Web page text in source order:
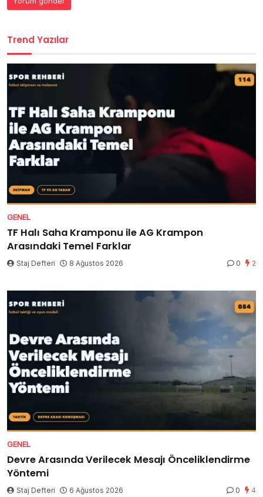
Trend Yazılar
GENEL
TF Halı Saha Kramponu ile AG Krampon
Arasındaki Temel Farklar
Staj Defteri 8 Ağustos 2026 0 2
GENEL
Devre Arasında Verilecek Mesajı Önceliklendirme
Yöntemi
Staj Defteri 6 Ağustos 2026 0 4